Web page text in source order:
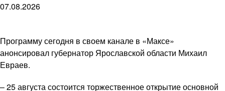
07.08.2026
Программу сегодня в своем канале в «Максе»
анонсировал губернатор Ярославской области Михаил
Евраев.
– 25 августа состоится торжественное открытие основной